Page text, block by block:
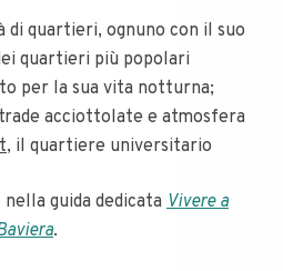
di quartieri, ognuno con il suo
quartieri più popolari
per la sua vita notturna;
acciottolate e atmosfera
, il quartiere universitario
nella guida dedicata Vivere a
.